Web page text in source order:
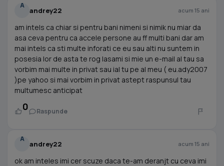
A
andrey22 acum 15 ani
am intels ca chiar si pentru bani nimeni si nimik nu miar da
asa ceva pentru ca accele persone au ff multi bani dar am
mai intels ca sti multe inforati ce eu sau alti nu suntem in
posesia lor de asta te rog lasami si mie un e-mail al tau sa
vorbim mai multe in privat sau ial tu pe al meu ( eu.ady2007
)pe yahoo si mai vorbim in privat astept raspunsul tau
multumesc anticipat
0 Raspunde
A
andrey22 acum 15 ani
ok am inteles imi cer scuze daca te-am deranjt cu ceva imi